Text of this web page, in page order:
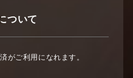
ついて
がご利用になれます。